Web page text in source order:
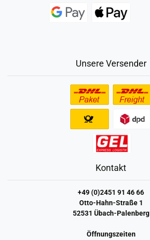
Unsere Versender
Kontakt
+49 (0)2451 91 46 66
Otto-Hahn-Straße 1
52531 Übach-Palenberg
Öffnungszeiten